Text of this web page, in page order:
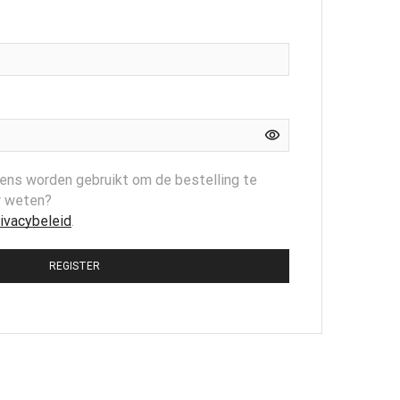
worden gebruikt om de bestelling te
weten?
.
REGISTER